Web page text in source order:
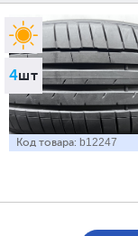
4шт
Код товара: b12247